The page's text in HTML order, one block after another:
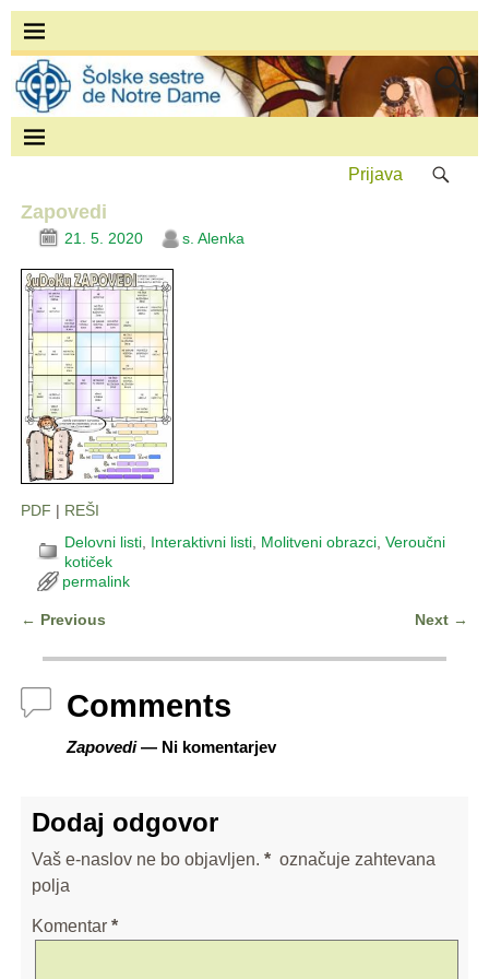
Prijava
Zapovedi
21. 5. 2020 s. Alenka
PDF | REŠI
Delovni listi, Interaktivni listi, Molitveni obrazci, Veroučni
kotiček
permalink
← Previous Next →
Comments
Zapovedi— Ni komentarjev
Dodaj odgovor
Vaš e-naslov ne bo objavljen. * označuje zahtevana
polja
Komentar *